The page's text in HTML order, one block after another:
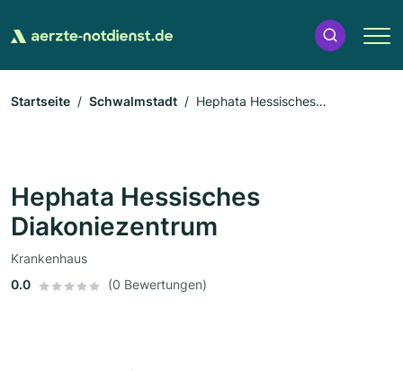
Startseite Schwalmstadt
Hephata Hessisches
Hephata Hessisches
Diakoniezentrum
Krankenhaus
0.0
(0 Bewertungen)